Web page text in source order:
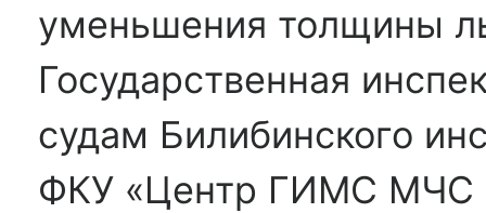
уменьшения толщины
Государственная
судам Билибинского
ФКУ «Центр ГИМС МЧС